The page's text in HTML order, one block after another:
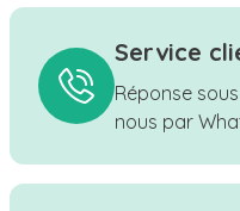
Service
Réponse
nous par